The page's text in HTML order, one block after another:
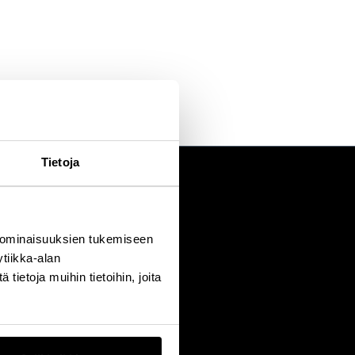
Tietoja
tukemiseen
alan
tietoja muihin tietoihin, joita